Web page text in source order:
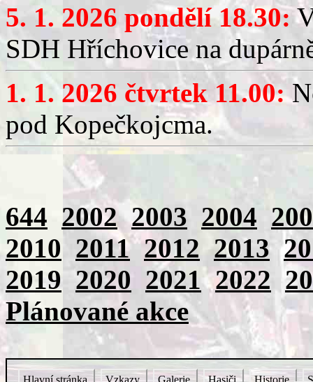
5. 1. 2026 pondělí 18.30:
SDH Hříchovice na
1. 1. 2026 čtvrtek 11.00:
pod Kopečkojcma.
644 2002 2003 2004
2010 2011 2012 2013
2019 2020 2021 2022
Plánované akce
Hlavní stránka Vzkazy Galerie Hasiči Historie